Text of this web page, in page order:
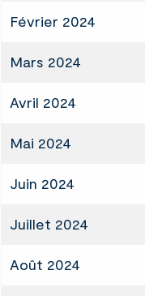
Février 2024
Mars 2024
Avril 2024
Mai 2024
Juin 2024
Juillet 2024
Août 2024